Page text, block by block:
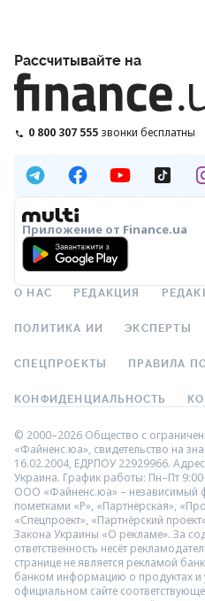
Рассчитывайте на
0 800 307 555 звонки бесплатны
Приложение от Finance.ua
О НАС РЕДАКЦИЯ
ПОЛИТИКА ИИ ЭКСПЕРТЫ
СПЕЦПРОЕКТЫ ПРАВИЛА
КОНФИДЕНЦИАЛЬНОСТЬ
© 2000–2026 Общество с
«Файненс.юа», свидетельство на
16.02.2004, ЕДРПОУ 22929966.
Украина. График работы: Пн–Пт
ООО «Файненс.юа» – независимый
пометками «Р», «Партнёрская»,
«Спецпроект», «Партнёрский
Закона Украины «О рекламе». За
ответственность несёт
странице не является рекламой
банком информацию о продуктах и
официальном сайте